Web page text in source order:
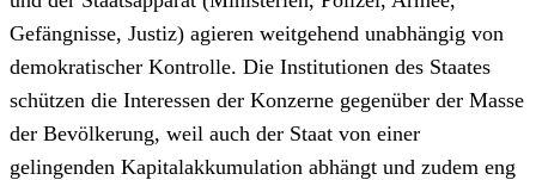
Gefängnisse, Justiz) agieren weitgehend unabhängig von
demokratischer Kontrolle. Die Institutionen des Staates
schützen die Interessen der Konzerne gegenüber der Masse
der Bevölkerung, weil auch der Staat von einer
gelingenden Kapitalakkumulation abhängt und zudem eng